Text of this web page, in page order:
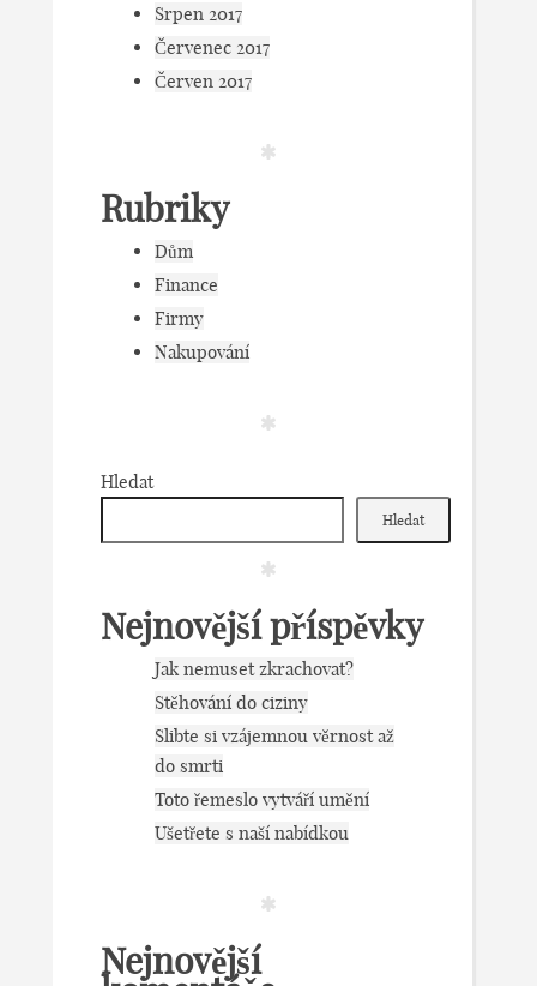
Srpen 2017
Červenec 2017
Červen 2017
Rubriky
Dům
Finance
Firmy
Nakupování
Hledat
Hledat
Nejnovější příspěvky
Jak nemuset zkrachovat?
Stěhování do ciziny
Slibte si vzájemnou věrnost až
do smrti
Toto řemeslo vytváří umění
Ušetřete s naší nabídkou
Nejnovější